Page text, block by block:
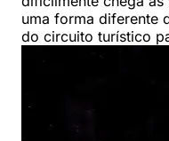
uma forma diferente
do circuito turístico